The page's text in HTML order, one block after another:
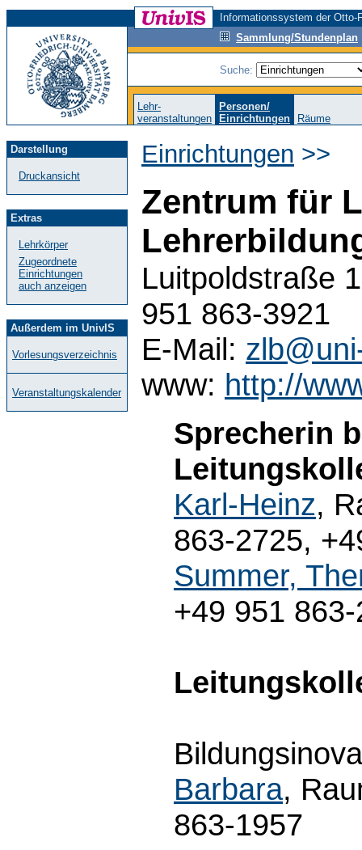
Informationssystem der
Sammlung/Stundenplan
Suche:
Lehr-
veranstaltungen
Personen/
Einrichtungen
Räume
Darstellung
Druckansicht
Extras
Lehrkörper
Zugeordnete
Einrichtungen
auch anzeigen
Außerdem im UnivIS
Vorlesungsverzeichnis
Veranstaltungskalender
Einrichtungen >>
Zentrum für
Luitpoldstraße
951 863-3921
E-Mail:
www: http://
Sprecherin
Karl-Heinz,
863-2725,
Summer,
+49 951
Barbara,
863-1957